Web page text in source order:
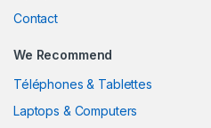
Contact
We Recommend
Téléphones & Tablettes
Laptops & Computers